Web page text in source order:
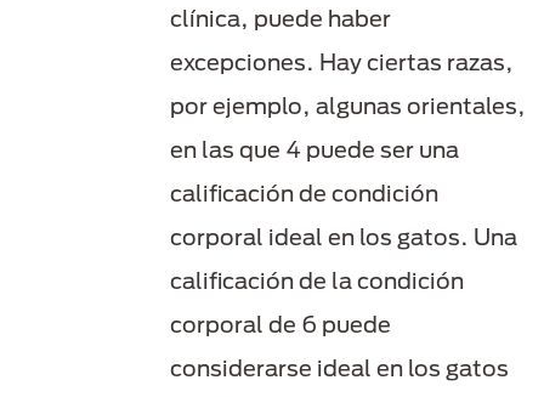
clínica, puede haber
excepciones. Hay ciertas razas,
por ejemplo, algunas orientales,
en las que 4 puede ser una
calificación de condición
corporal ideal en los gatos. Una
calificación de la condición
corporal de 6 puede
considerarse ideal en los gatos